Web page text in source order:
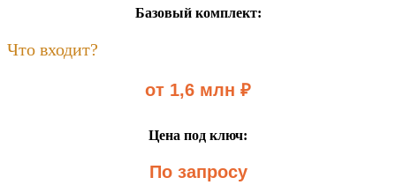
Базовый комплект:
Что входит?
от 1,6 млн ₽
Цена под ключ:
По запросу